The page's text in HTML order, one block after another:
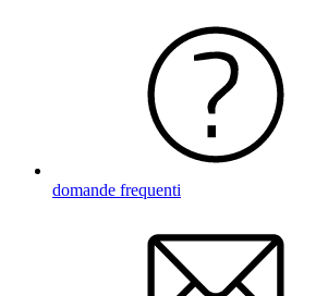
domande frequenti